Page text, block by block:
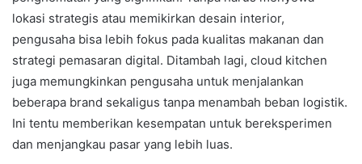
lokasi strategis atau memikirkan desain interior,
pengusaha bisa lebih fokus pada kualitas makanan dan
strategi pemasaran digital. Ditambah lagi, cloud kitchen
juga memungkinkan pengusaha untuk menjalankan
beberapa brand sekaligus tanpa menambah beban logistik.
Ini tentu memberikan kesempatan untuk bereksperimen
dan menjangkau pasar yang lebih luas.